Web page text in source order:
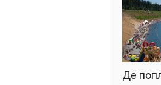
Де